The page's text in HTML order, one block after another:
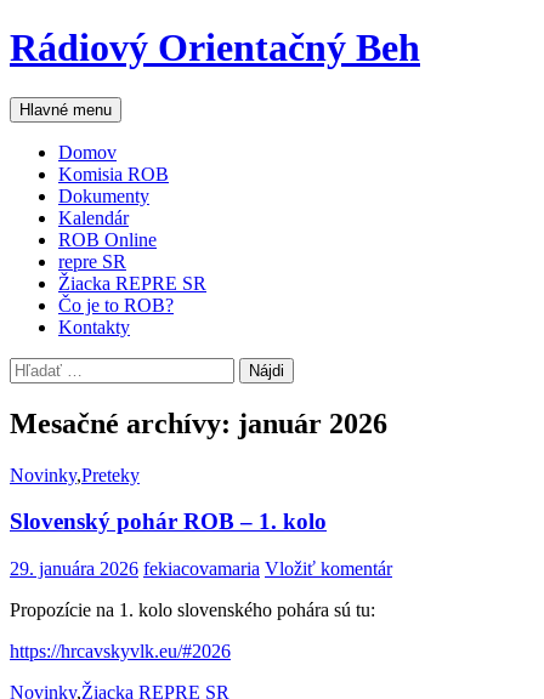
Preskočiť
na
Rádiový Orientačný Beh
Hľadať
Hlavné menu
Domov
Komisia ROB
Dokumenty
Kalendár
ROB Online
repre SR
Žiacka REPRE SR
Čo je to ROB?
Kontakty
Hľadať:
Mesačné archívy: január 2026
Novinky,Preteky
Slovenský pohár ROB – 1. kolo
29. januára 2026 fekiacovamaria Vložiť komentár
Propozície na 1. kolo slovenského pohára sú tu:
https://hrcavskyvlk.eu/#2026
Novinky,Žiacka REPRE SR